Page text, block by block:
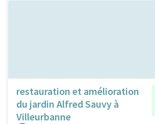
restauration et amélioration
du jardin Alfred Sauvy à
Villeurbanne